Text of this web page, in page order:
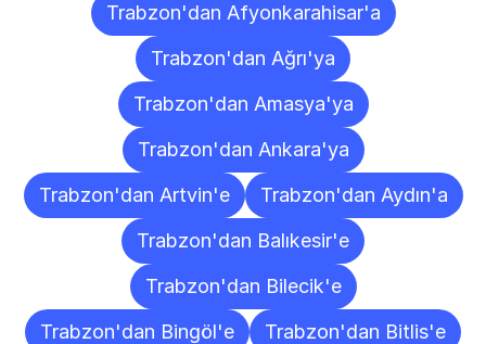
Trabzon'dan Afyonkarahisar'a
Trabzon'dan Ağrı'ya
Trabzon'dan Amasya'ya
Trabzon'dan Ankara'ya
Trabzon'dan Artvin'e
Trabzon'dan Aydın'a
Trabzon'dan Balıkesir'e
Trabzon'dan Bilecik'e
Trabzon'dan Bingöl'e
Trabzon'dan Bitlis'e